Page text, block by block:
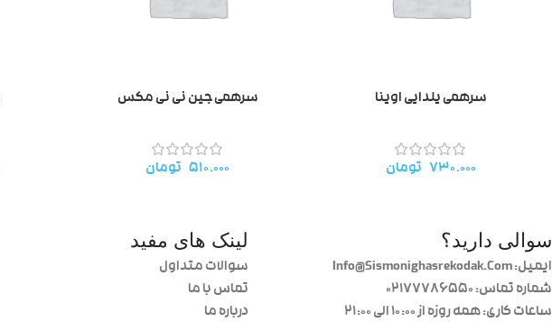
سرهمی یلدایی اوینا
۷۳۰.۰۰۰ تومان
سرهمی جین نی نی مکس
۵۱۰.۰۰۰ تومان
سوالی دارید؟
ایمیل: Info@Sismonighasrekodak.Com
شماره تماس: 02177786550
ساعات کاری: همه روزه از ۱۰:۰۰ الی ۲۱:۰۰
لینک های مفید
سوالات متداول
تماس با ما
درباره ما